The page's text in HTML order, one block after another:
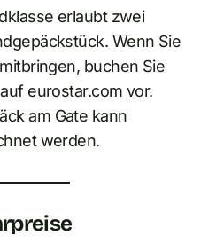
erlaubt zwei
Wenn Sie
buchen Sie
eurostar.com vor.
am Gate kann
werden.